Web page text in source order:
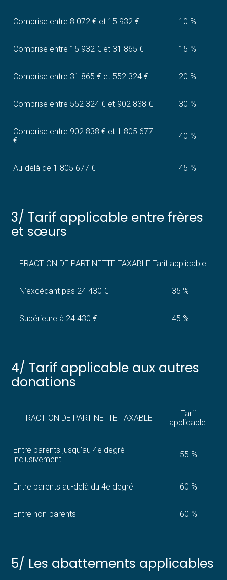
Comprise entre 8 072 € et 15 932 € 10 %
Comprise entre 15 932 € et 31 865 € 15 %
Comprise entre 31 865 € et 552 324 € 20 %
Comprise entre 552 324 € et 902 838 € 30 %
Comprise entre 902 838 € et 1 805 677
€
40 %
Au-delà de 1 805 677 € 45 %
3/ Tarif applicable entre frères
et sœurs
FRACTION DE PART NETTE TAXABLE Tarif applicable
N’excédant pas 24 430 € 35 %
Supérieure à 24 430 € 45 %
4/ Tarif applicable aux autres
donations
FRACTION DE PART NETTE TAXABLE
Tarif
applicable
Entre parents jusqu’au 4e degré
inclusivement
55 %
Entre parents au-delà du 4e degré 60 %
Entre non-parents 60 %
5/ Les abattements applicables